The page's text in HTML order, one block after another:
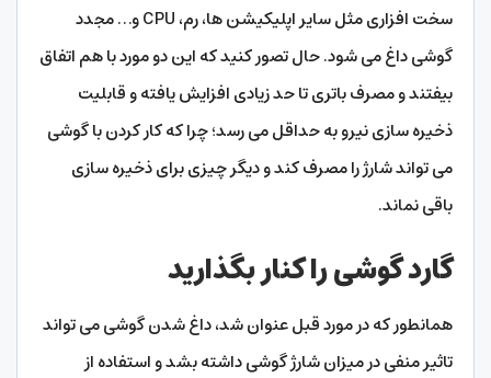
سخت افزاری مثل سایر اپلیکیشن ها، رم، CPU و… مجدد
گوشی داغ می شود. حال تصور کنید که این دو مورد با هم اتفاق
بیفتند و مصرف باتری تا حد زیادی افزایش یافته و قابلیت
ذخیره سازی نیرو به حداقل می رسد؛ چرا که کار کردن با گوشی
می تواند شارژ را مصرف کند و دیگر چیزی برای ذخیره سازی
باقی نماند.
گارد گوشی را کنار بگذارید
همانطور که در مورد قبل عنوان شد، داغ شدن گوشی می تواند
تاثیر منفی در میزان شارژ گوشی داشته بشد و استفاده از